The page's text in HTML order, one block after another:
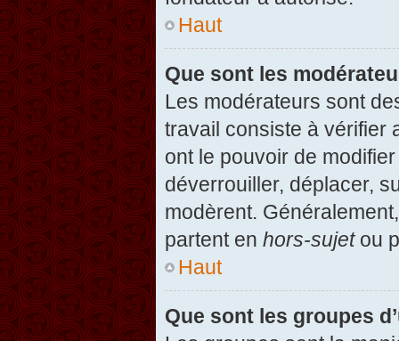
Haut
Que sont les
Les modérateurs sont
travail consiste à vérifier
ont le pouvoir de
déverrouiller, déplacer,
modèrent.
partent en hors-sujetou
Haut
Que sont les groupes